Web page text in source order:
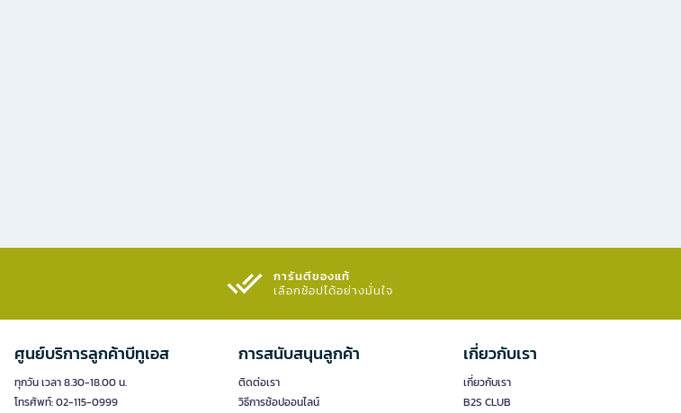
การันตีของแท้
เลือกช้อปได้อย่างมั่นใจ​
ศูนย์บริการลูกค้าบีทูเอส
ทุกวัน เวลา 8.30-18.00 น.
โทรศัพท์: 02-115-0999
การสนับสนุนลูกค้า
ติดต่อเรา
วิธีการช้อปออนไลน์
เกี่ยวกับเรา
เกี่ยวกับเรา
B2S CLUB